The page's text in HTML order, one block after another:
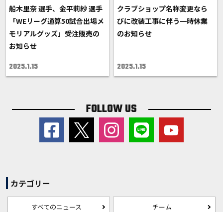
船木里奈 選手、金平莉紗 選手
「WEリーグ通算50試合出場メ
モリアルグッズ」受注販売の
お知らせ
2025.1.15
クラブショップ名称変更なら
びに改装工事に伴う一時休業
のお知らせ
2025.1.15
FOLLOW US
カテゴリー
すべてのニュース チーム